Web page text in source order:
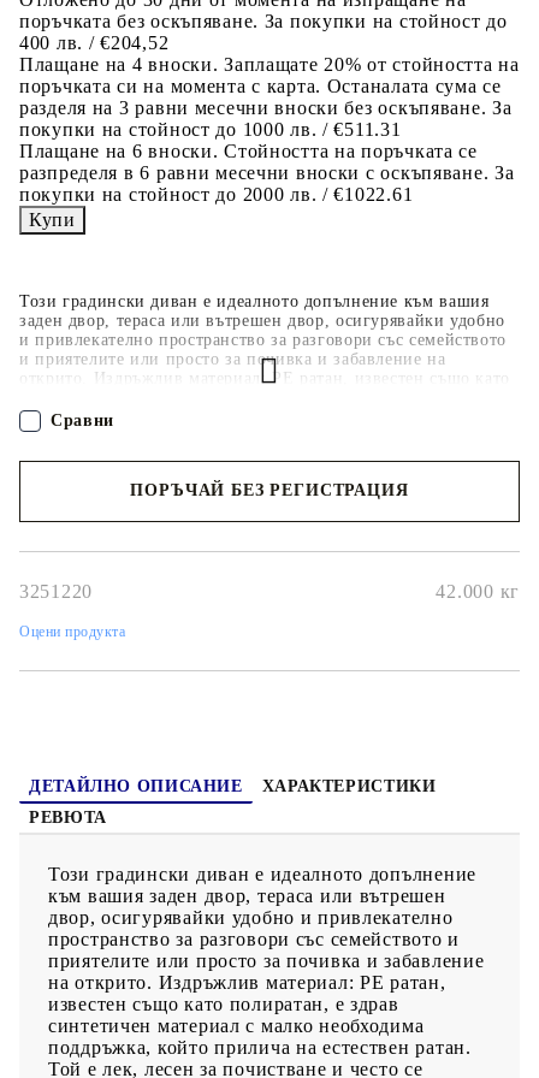
Този градински диван е идеалното допълнение към вашия
заден двор, тераса или вътрешен двор, осигурявайки удобно
и привлекателно пространство за разговори със семейството
и приятелите или просто за почивка и забавление на
открито. Издръжлив материал: PE ратан, известен също като
поддръжка, който прилича на естествен ратан. Той е лек,
лесен за почистване и често се използва за външни мебели
Всяка градинска седалка разполага с място за съхранение под
Вътрешните чанти имат горен капак и могат да бъдат здраво
стабилност.Стъклен плот: Плотът на външната маса е
улеснява почистването с влажна кърпа и добавя нотка
може да се сваля и може да се пере: Тези възглавници за
сигурни, че вашите външни мебели ще останат красиви, ви
препоръчваме да ги защитите с водоустойчиво покривало.
поръчката без оскъпяване. За покупки на стойност до
400 лв. / €204,52
Плащане на 4 вноски. Заплащате 20% от стойността на
поръчката си на момента с карта. Останалата сума се
разделя на 3 равни месечни вноски без оскъпяване. За
покупки на стойност до 1000 лв. / €511.31
Плащане на 6 вноски. Стойността на поръчката се
разпределя в 6 равни месечни вноски с оскъпяване. За
покупки на стойност до 2000 лв. / €1022.61
ПОРЪЧАЙ БЕЗ РЕГИСТРАЦИЯ
3251220 42.000 кг
Оцени продукта
Сравни
ДЕТАЙЛНО ОПИСАНИЕ
ХАРАКТЕРИСТИКИ
РЕВЮТА
Този градински диван е идеалното допълнение
към вашия заден двор, тераса или вътрешен
двор, осигурявайки удобно и привлекателно
пространство за разговори със семейството и
приятелите или просто за почивка и забавление
на открито. Издръжлив материал: PE ратан,
известен също като полиратан, е здрав
синтетичен материал с малко необходима
поддръжка, който прилича на естествен ратан.
Той е лек, лесен за почистване и често се